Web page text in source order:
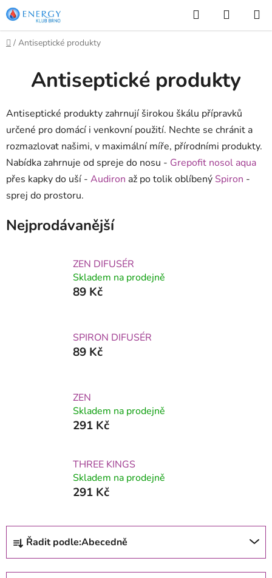
Přejít
na
obsah
Hledat
KOŠÍK
Domů
/ Antiseptické produkty
Antiseptické produkty
Antiseptické produkty zahrnují širokou škálu přípravků
určené pro domácí i venkovní použití. Nechte se chránit a
rozmazlovat našimi, v maximální míře, přírodními produkty.
Nabídka zahrnuje od spreje do nosu - Grepofit nosol aqua
přes kapky do uší - Audiron až po tolik oblíbený Spiron -
sprej do prostoru.
Nejprodávanější
ZEN DIFUSÉR
Skladem na prodejně
89 Kč
SPIRON DIFUSÉR
89 Kč
ZEN
Skladem na prodejně
291 Kč
THREE KINGS
Skladem na prodejně
291 Kč
Ř
z
Řadit podle:Abecedně